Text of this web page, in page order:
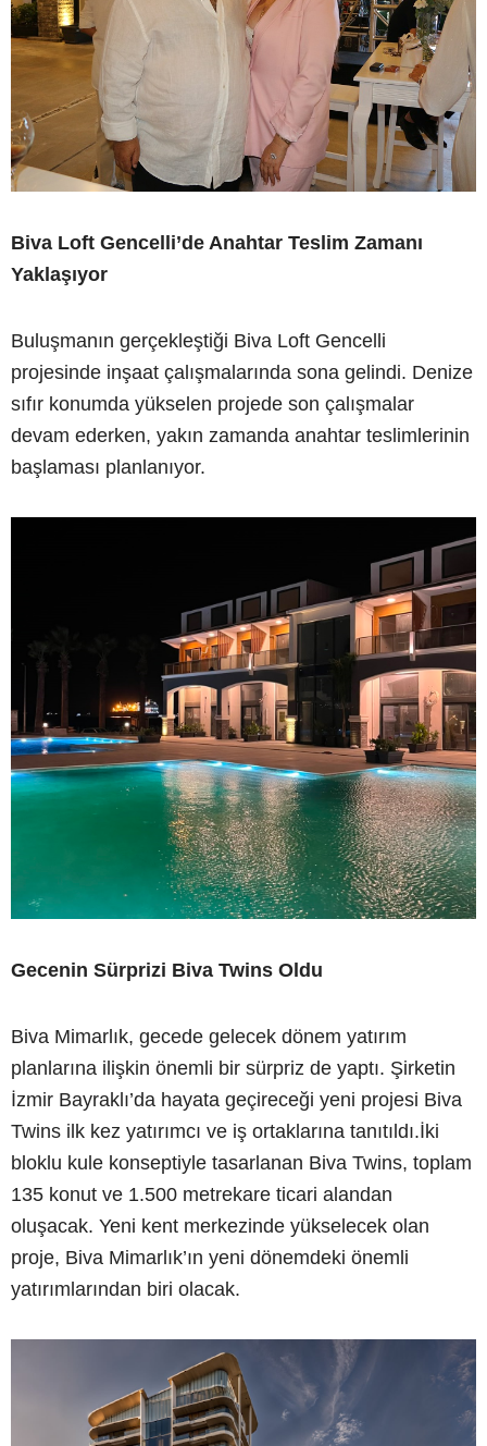
Biva Loft Gencelli’de Anahtar Teslim Zamanı
Yaklaşıyor
Buluşmanın gerçekleştiği Biva Loft Gencelli
projesinde inşaat çalışmalarında sona gelindi. Denize
sıfır konumda yükselen projede son çalışmalar
devam ederken, yakın zamanda anahtar teslimlerinin
başlaması planlanıyor.
Gecenin Sürprizi Biva Twins Oldu
Biva Mimarlık, gecede gelecek dönem yatırım
planlarına ilişkin önemli bir sürpriz de yaptı. Şirketin
İzmir Bayraklı’da hayata geçireceği yeni projesi Biva
Twins ilk kez yatırımcı ve iş ortaklarına tanıtıldı.İki
bloklu kule konseptiyle tasarlanan Biva Twins, toplam
135 konut ve 1.500 metrekare ticari alandan
oluşacak. Yeni kent merkezinde yükselecek olan
proje, Biva Mimarlık’ın yeni dönemdeki önemli
yatırımlarından biri olacak.